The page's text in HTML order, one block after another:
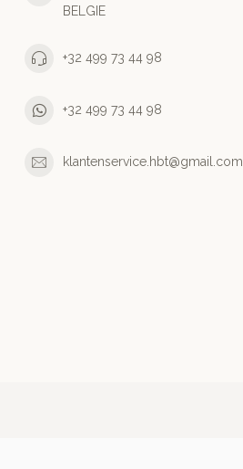
BELGIE
+32 499 73 44 98
+32 499 73 44 98
klantenservice.hbt@gmail.com